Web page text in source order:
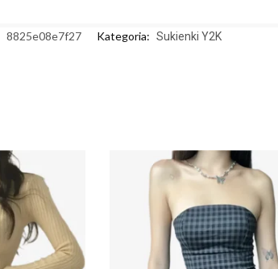
8825e08e7f27 Kategoria: Sukienki Y2K